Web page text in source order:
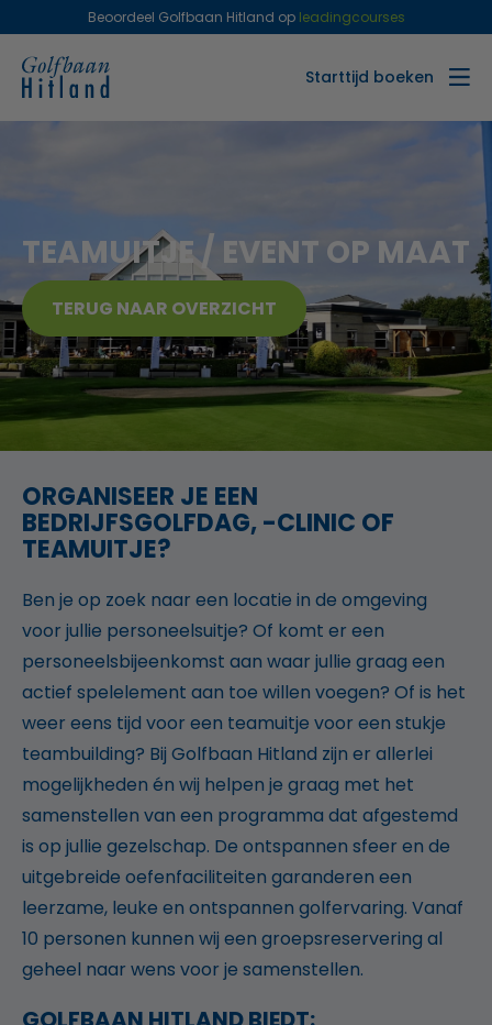
Beoordeel Golfbaan Hitland op leadingcourses
Starttijd boeken
TEAMUITJE / EVENT OP MAAT
TERUG NAAR OVERZICHT
ORGANISEER JE EEN
BEDRIJFSGOLFDAG, -CLINIC OF
TEAMUITJE?
Ben je op zoek naar een locatie in de omgeving
voor jullie personeelsuitje? Of komt er een
personeelsbijeenkomst aan waar jullie graag een
actief spelelement aan toe willen voegen? Of is het
weer eens tijd voor een teamuitje voor een stukje
teambuilding? Bij Golfbaan Hitland zijn er allerlei
mogelijkheden én wij helpen je graag met het
samenstellen van een programma dat afgestemd
is op jullie gezelschap. De ontspannen sfeer en de
uitgebreide oefenfaciliteiten garanderen een
leerzame, leuke en ontspannen golfervaring. Vanaf
10 personen kunnen wij een groepsreservering al
geheel naar wens voor je samenstellen.